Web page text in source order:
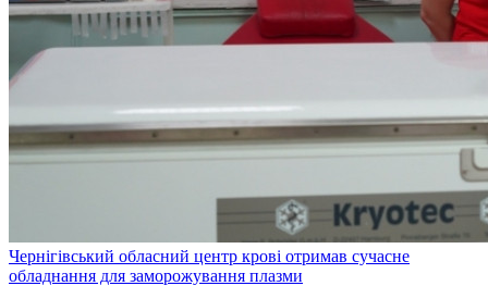
Чернігівський обласний центр крові отримав сучасне
обладнання для заморожування плазми